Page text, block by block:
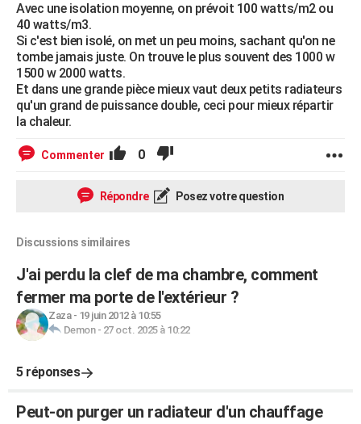
Avec une isolation moyenne, on prévoit 100 watts/m2 ou
40 watts/m3.
Si c'est bien isolé, on met un peu moins, sachant qu'on ne
tombe jamais juste. On trouve le plus souvent des 1000 w
1500 w 2000 watts.
Et dans une grande pièce mieux vaut deux petits radiateurs
qu'un grand de puissance double, ceci pour mieux répartir
la chaleur.
Commenter 0
Répondre Posez votre question
Discussions similaires
J'ai perdu la clef de ma chambre, comment
fermer ma porte de l'extérieur ?
Zaza- 19 juin 2012 à 10:55
Demon- 27 oct. 2025 à 10:22
5 réponses
Peut-on purger un radiateur d'un chauffage